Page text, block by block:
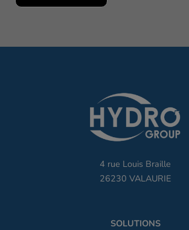
4 rue Louis Braille
26230 VALAURIE
SOLUTIONS